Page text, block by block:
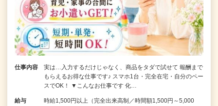
仕事内容
実は…入力するだけじゃなく、商品をタダで試せて 報酬まで
もらえるお得な仕事です♪ スマホ1台・完全在宅・自分のペー
スでOK！ ▼こんなお仕事です 化…
給与
時給1,500円以上（完全出来高制／時間額1,500円～5,000